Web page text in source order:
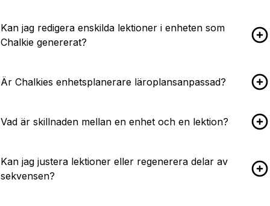
Kan jag redigera enskilda lektioner i enheten som
Chalkie genererat?
Är Chalkies enhetsplanerare läroplansanpassad?
Vad är skillnaden mellan en enhet och en lektion?
Kan jag justera lektioner eller regenerera delar av
sekvensen?